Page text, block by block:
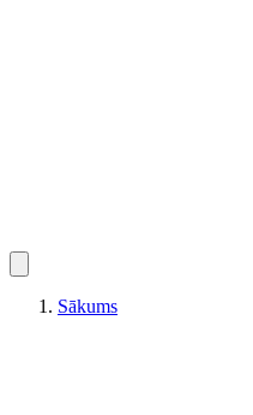
Sākums